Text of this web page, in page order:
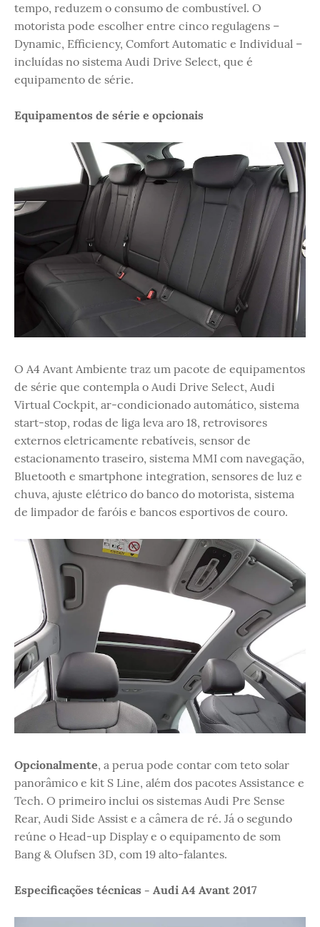
tempo, reduzem o consumo de combustível. O
motorista pode escolher entre cinco regulagens –
Dynamic, Efficiency, Comfort Automatic e Individual –
incluídas no sistema Audi Drive Select, que é
equipamento de série.
Equipamentos de série e opcionais
O A4 Avant Ambiente traz um pacote de equipamentos
de série que contempla o Audi Drive Select, Audi
Virtual Cockpit, ar-condicionado automático, sistema
start-stop, rodas de liga leva aro 18, retrovisores
externos eletricamente rebatíveis, sensor de
estacionamento traseiro, sistema MMI com navegação,
Bluetooth e smartphone integration, sensores de luz e
chuva, ajuste elétrico do banco do motorista, sistema
de limpador de faróis e bancos esportivos de couro.
Opcionalmente, a perua pode contar com teto solar
panorâmico e kit S Line, além dos pacotes Assistance e
Tech. O primeiro inclui os sistemas Audi Pre Sense
Rear, Audi Side Assist e a câmera de ré. Já o segundo
reúne o Head-up Display e o equipamento de som
Bang & Olufsen 3D, com 19 alto-falantes.
Especificações técnicas - Audi A4 Avant 2017